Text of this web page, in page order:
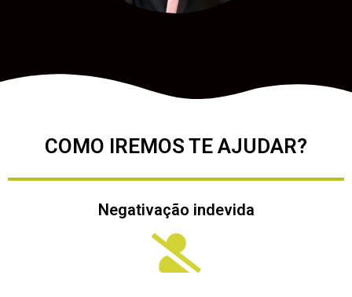
COMO IREMOS TE AJUDAR?
Negativação indevida